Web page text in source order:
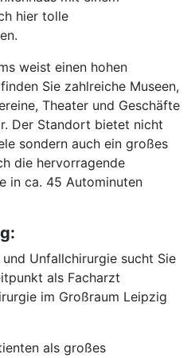
hier tolle
weist einen hohen
Sie zahlreiche Museen,
Theater und Geschäfte
Der Standort bietet nicht
sondern auch ein großes
die hervorragende
in ca. 45 Autominuten
Unfallchirurgie sucht Sie
als Facharzt
im Großraum Leipzig
als großes